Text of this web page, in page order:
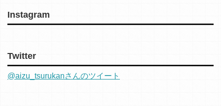
Instagram
Twitter
@aizu_tsurukanさんのツイート